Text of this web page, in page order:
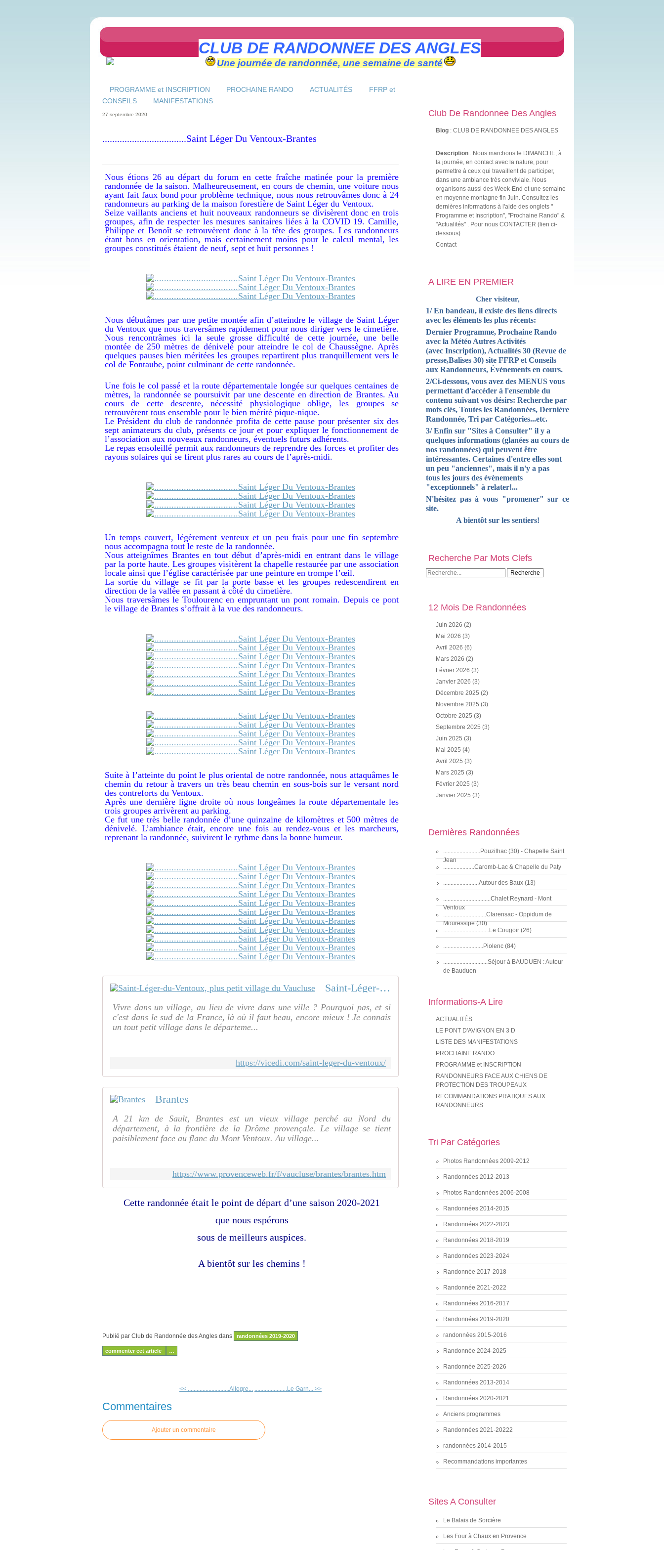
CLUB DE RANDONNEE DES ANGLES
Une journée de randonnée, une semaine de santé
PROGRAMME et INSCRIPTION PROCHAINE RANDO ACTUALITÉS
FFRP et
CONSEILS
MANIFESTATIONS
27 septembre 2020
..................................Saint Léger Du Ventoux-Brantes
Nous étions 26 au départ du forum en cette fraîche matinée pour la première
randonnée de la saison. Malheureusement, en cours de chemin, une voiture nous
ayant fait faux bond pour problème technique, nous nous retrouvâmes donc à 24
randonneurs au parking de la maison forestière de Saint Léger du Ventoux.
Seize vaillants anciens et huit nouveaux randonneurs se divisèrent donc en trois
groupes, afin de respecter les mesures sanitaires liées à la COVID 19. Camille,
Philippe et Benoît se retrouvèrent donc à la tête des groupes. Les randonneurs
étant bons en orientation, mais certainement moins pour le calcul mental, les
groupes constitués étaient de neuf, sept et huit personnes !
Nous débutâmes par une petite montée afin d’atteindre le village de Saint Léger
du Ventoux que nous traversâmes rapidement pour nous diriger vers le cimetière.
Nous rencontrâmes ici la seule grosse difficulté de cette journée, une belle
montée de 250 mètres de dénivelé pour atteindre le col de Chaussègne. Après
quelques pauses bien méritées les groupes repartirent plus tranquillement vers le
col de Fontaube, point culminant de cette randonnée.
Une fois le col passé et la route départementale longée sur quelques centaines de
mètres, la randonnée se poursuivit par une descente en direction de Brantes. Au
cours de cette descente, nécessité physiologique oblige, les groupes se
retrouvèrent tous ensemble pour le bien mérité pique-nique.
Le Président du club de randonnée profita de cette pause pour présenter six des
sept animateurs du club, présents ce jour et pour expliquer le fonctionnement de
l’association aux nouveaux randonneurs, éventuels futurs adhérents.
Le repas ensoleillé permit aux randonneurs de reprendre des forces et profiter des
rayons solaires qui se firent plus rares au cours de l’après-midi.
Un temps couvert, légèrement venteux et un peu frais pour une fin septembre
nous accompagna tout le reste de la randonnée.
Nous atteignîmes Brantes en tout début d’après-midi en entrant dans le village
par la porte haute. Les groupes visitèrent la chapelle restaurée par une association
locale ainsi que l’église caractérisée par une peinture en trompe l’œil.
La sortie du village se fit par la porte basse et les groupes redescendirent en
direction de la vallée en passant à côté du cimetière.
Nous traversâmes le Toulourenc en empruntant un pont romain. Depuis ce pont
le village de Brantes s’offrait à la vue des randonneurs.
Suite à l’atteinte du point le plus oriental de notre randonnée, nous attaquâmes le
chemin du retour à travers un très beau chemin en sous-bois sur le versant nord
des contreforts du Ventoux.
Après une dernière ligne droite où nous longeâmes la route départementale les
trois groupes arrivèrent au parking.
Ce fut une très belle randonnée d’une quinzaine de kilomètres et 500 mètres de
dénivelé. L’ambiance était, encore une fois au rendez-vous et les marcheurs,
reprenant la randonnée, suivirent le rythme dans la bonne humeur.
Saint-Léger-du-Ventoux, plus petit village du Vaucluse
Vivre dans un village, au lieu de vivre dans une ville ? Pourquoi pas, et si
c'est dans le sud de la France, là où il faut beau, encore mieux ! Je connais
un tout petit village dans le départeme...
https://vicedi.com/saint-leger-du-ventoux/
Brantes
A 21 km de Sault, Brantes est un vieux village perché au Nord du
département, à la frontière de la Drôme provençale. Le village se tient
paisiblement face au flanc du Mont Ventoux. Au village...
https://www.provenceweb.fr/f/vaucluse/brantes/brantes.htm
Cette randonnée était le point de départ d’une saison 2020-2021
que nous espérons
sous de meilleurs auspices.
A bientôt sur les chemins !
Publié par Club de Randonnée des Angles dans randonnées 2019-2020
commenter cet article …
<< ............................Allegre... ......................Le Garn... >>
Commentaires
Ajouter un commentaire
Club De Randonnee Des Angles
Blog : CLUB DE RANDONNEE DES ANGLES
Description : Nous marchons le DIMANCHE, à
la journée, en contact avec la nature, pour
permettre à ceux qui travaillent de participer,
dans une ambiance très conviviale. Nous
organisons aussi des Week-End et une semaine
en moyenne montagne fin Juin. Consultez les
dernières informations à l'aide des onglets "
Programme et Inscription", "Prochaine Rando" &
"Actualités" . Pour nous CONTACTER (lien ci-
dessous)
Contact
A LIRE EN PREMIER
Cher visiteur,
1/ En bandeau, il existe des liens directs
avec les éléments les plus récents:
Dernier Programme, Prochaine Rando
avec la Météo Autres Activités
(avec Inscription), Actualités 30 (Revue de
presse,Balises 30) site FFRP et Conseils
aux Randonneurs, Évènements en cours.
2/Ci-dessous, vous avez des MENUS vous
permettant d'accéder à l'ensemble du
contenu suivant vos désirs: Recherche par
mots clés, Toutes les Randonnées, Dernière
Randonnée, Tri par Catégories...etc.
3/ Enfin sur "Sites à Consulter" il y a
quelques informations (glanées au cours de
nos randonnées) qui peuvent être
intéressantes. Certaines d'entre elles sont
un peu "anciennes", mais il n'y a pas
tous les jours des évènements
"exceptionnels" à relater!...
N'hésitez pas à vous "promener" sur ce
site.
A bientôt sur les sentiers!
Recherche Par Mots Clefs
12 Mois De Randonnées
Juin 2026 (2)
Mai 2026 (3)
Avril 2026 (6)
Mars 2026 (2)
Février 2026 (3)
Janvier 2026 (3)
Décembre 2025 (2)
Novembre 2025 (3)
Octobre 2025 (3)
Septembre 2025 (3)
Juin 2025 (3)
Mai 2025 (4)
Avril 2025 (3)
Mars 2025 (3)
Février 2025 (3)
Janvier 2025 (3)
Dernières Randonnées
.........................Pouzilhac (30) - Chapelle Saint
Jean
.....................Caromb-Lac & Chapelle du Paty
........................Autour des Baux (13)
................................Chalet Reynard - Mont
Ventoux
.............................Clarensac - Oppidum de
Mouressipe (30)
...............................Le Cougoir (26)
...........................Piolenc (84)
..............................Séjour à BAUDUEN : Autour
de Bauduen
Informations-A Lire
ACTUALITÉS
LE PONT D'AVIGNON EN 3 D
LISTE DES MANIFESTATIONS
PROCHAINE RANDO
PROGRAMME et INSCRIPTION
RANDONNEURS FACE AUX CHIENS DE
PROTECTION DES TROUPEAUX
RECOMMANDATIONS PRATIQUES AUX
RANDONNEURS
Tri Par Catégories
Photos Randonnées 2009-2012
Randonnées 2012-2013
Photos Randonnées 2006-2008
Randonnées 2014-2015
Randonnées 2022-2023
Randonnées 2018-2019
Randonnées 2023-2024
Randonnée 2017-2018
Randonnée 2021-2022
Randonnées 2016-2017
Randonnées 2019-2020
randonnées 2015-2016
Randonnée 2024-2025
Randonnée 2025-2026
Randonnées 2013-2014
Randonnées 2020-2021
Anciens programmes
Randonnées 2021-20222
randonnées 2014-2015
Recommandations importantes
Sites A Consulter
Le Balais de Sorcière
Les Four à Chaux en Provence